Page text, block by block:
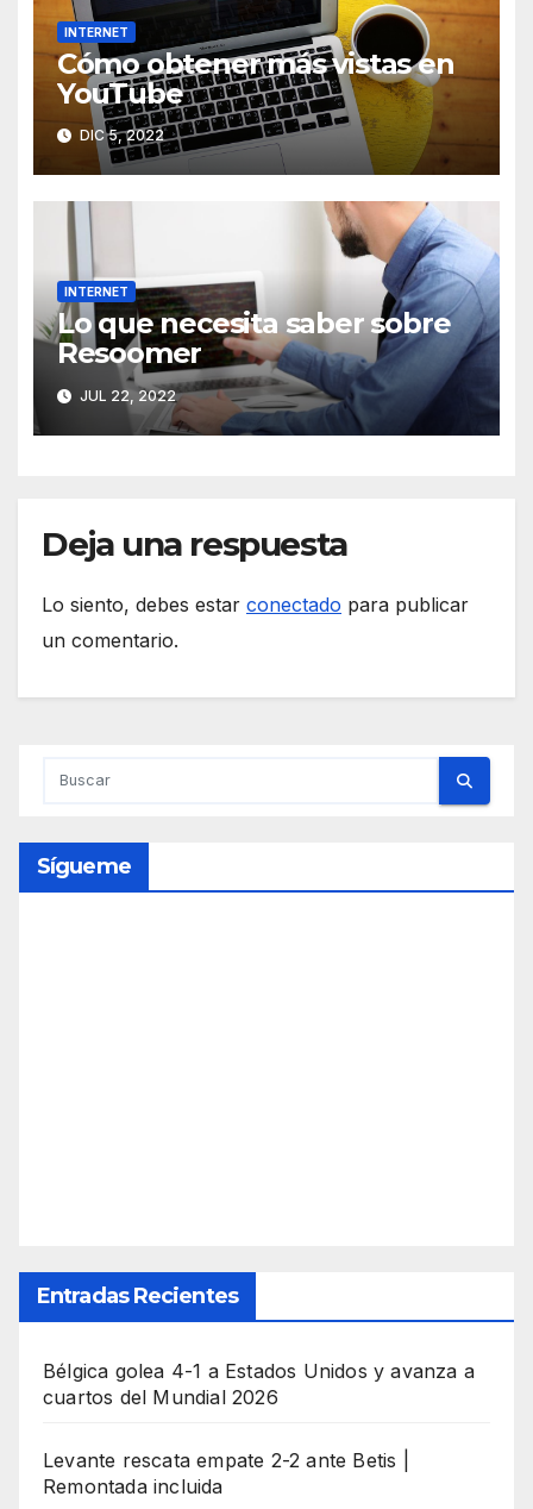
INTERNET
Cómo obtener más vistas en
YouTube
DIC 5, 2022
INTERNET
Lo que necesita saber sobre
Resoomer
JUL 22, 2022
Deja una respuesta
Lo siento, debes estar conectado para publicar
un comentario.
Sígueme
Entradas Recientes
Bélgica golea 4-1 a Estados Unidos y avanza a
cuartos del Mundial 2026
Levante rescata empate 2-2 ante Betis |
Remontada incluida